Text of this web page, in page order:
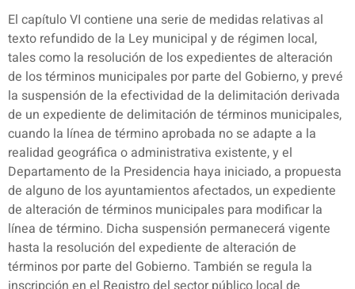
El capítulo VI contiene una serie de medidas relativas al
texto refundido de la Ley municipal y de régimen local,
tales como la resolución de los expedientes de alteración
de los términos municipales por parte del Gobierno, y prevé
la suspensión de la efectividad de la delimitación derivada
de un expediente de delimitación de términos municipales,
cuando la línea de término aprobada no se adapte a la
realidad geográfica o administrativa existente, y el
Departamento de la Presidencia haya iniciado, a propuesta
de alguno de los ayuntamientos afectados, un expediente
de alteración de términos municipales para modificar la
línea de término. Dicha suspensión permanecerá vigente
hasta la resolución del expediente de alteración de
términos por parte del Gobierno. También se regula la